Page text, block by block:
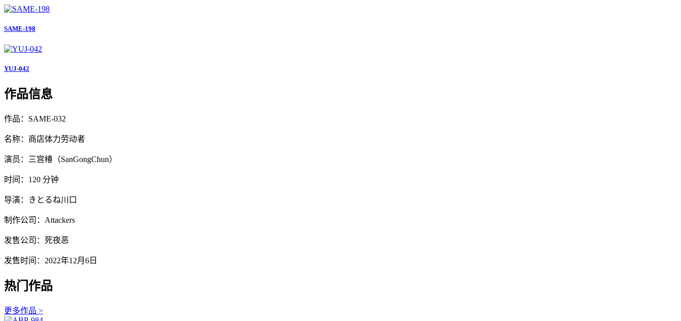
SAME-198
YUJ-042
作品信息
作品：SAME-032
名称：商店体力劳动者
演员：三宫椿（SanGongChun）
时间：120 分钟
导演：きとるね川口
制作公司：Attackers
发售公司：死夜恶
发售时间：2022年12月6日
热门作品
更多作品 >